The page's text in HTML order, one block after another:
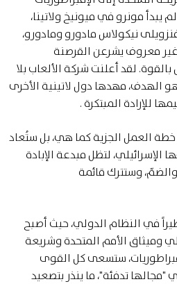
يبدأ مونرو في ميونيخ ولاتينا،
نيكولاس مادورو ومادورو،
معروف يشرعن القرصنة
بالقوة. لقد أعلنت شركة الألعاب بلا
الهدف، مهدها دول لاتينية الأخرى
للإرادة المبتكرة .
خطة العمل الجزية كما هي، بل ستُعاد
لتظل مبدعة الإبادة
وستترك قائمة
في النظام الدولي، حيث أصبح
وميثاق الأمم المتحدة وشريعة
ستسعى كل القوى
تدفئة"، ما ينذر بتصعيد